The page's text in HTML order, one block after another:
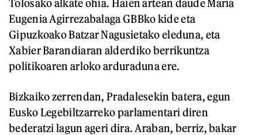
Tolosako alkate ohia. Haien artean daude Maria
Eugenia Agirrezabalaga GBBko kide eta
Gipuzkoako Batzar Nagusietako eleduna, eta
Xabier Barandiaran alderdiko berrikuntza
politikoaren arloko arduraduna ere.
Bizkaiko zerrendan, Pradalesekin batera, egun
Eusko Legebiltzarreko parlamentari diren
bederatzi lagun ageri dira. Araban, berriz, bakar